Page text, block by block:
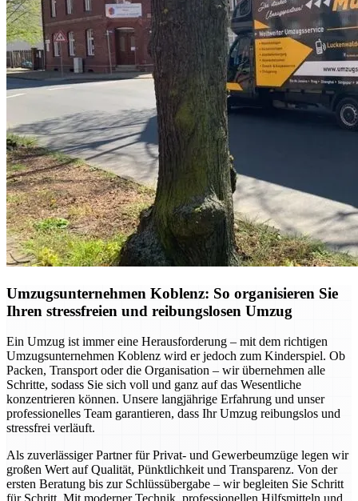
Umzugsunternehmen Koblenz: So organisieren Sie
Ihren stressfreien und reibungslosen Umzug
Ein Umzug ist immer eine Herausforderung – mit dem richtigen
Umzugsunternehmen Koblenz wird er jedoch zum Kinderspiel. Ob
Packen, Transport oder die Organisation – wir übernehmen alle
Schritte, sodass Sie sich voll und ganz auf das Wesentliche
konzentrieren können. Unsere langjährige Erfahrung und unser
professionelles Team garantieren, dass Ihr Umzug reibungslos und
stressfrei verläuft.
Als zuverlässiger Partner für Privat- und Gewerbeumzüge legen wir
großen Wert auf Qualität, Pünktlichkeit und Transparenz. Von der
ersten Beratung bis zur Schlüssübergabe – wir begleiten Sie Schritt